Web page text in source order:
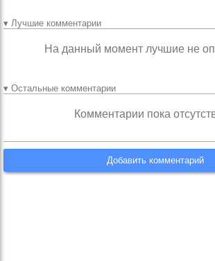
▾ Лучшие комментарии
На данный момент лучшие не
▾ Остальные комментарии
Комментарии пока
Добавить комментарий